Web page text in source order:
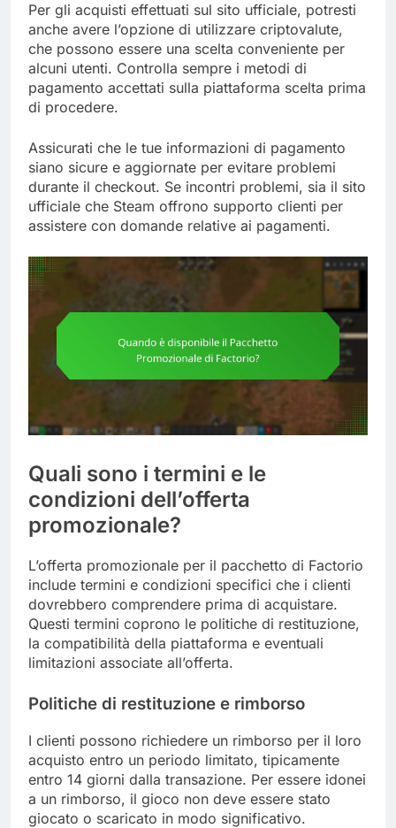
Per gli acquisti effettuati sul sito ufficiale, potresti
anche avere l’opzione di utilizzare criptovalute,
che possono essere una scelta conveniente per
alcuni utenti. Controlla sempre i metodi di
pagamento accettati sulla piattaforma scelta prima
di procedere.
Assicurati che le tue informazioni di pagamento
siano sicure e aggiornate per evitare problemi
durante il checkout. Se incontri problemi, sia il sito
ufficiale che Steam offrono supporto clienti per
assistere con domande relative ai pagamenti.
Quali sono i termini e le
condizioni dell’offerta
promozionale?
L’offerta promozionale per il pacchetto di Factorio
include termini e condizioni specifici che i clienti
dovrebbero comprendere prima di acquistare.
Questi termini coprono le politiche di restituzione,
la compatibilità della piattaforma e eventuali
limitazioni associate all’offerta.
Politiche di restituzione e rimborso
I clienti possono richiedere un rimborso per il loro
acquisto entro un periodo limitato, tipicamente
entro 14 giorni dalla transazione. Per essere idonei
a un rimborso, il gioco non deve essere stato
giocato o scaricato in modo significativo.